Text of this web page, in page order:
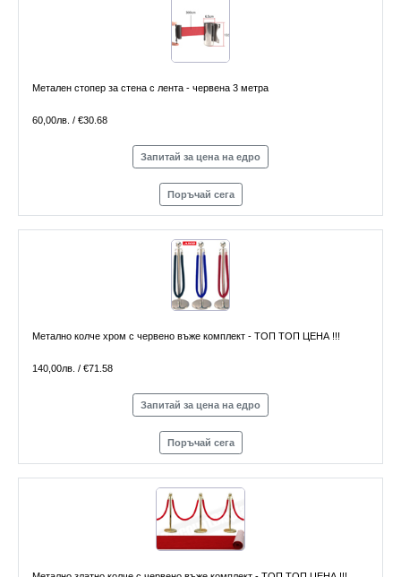
Метален стопер за стена с лента - червена 3 метра
60,00лв. / €30.68
Запитай за цена на едро
Поръчай сега
Метално колче хром с червено въже комплект - ТОП ТОП ЦЕНА !!!
140,00лв. / €71.58
Запитай за цена на едро
Поръчай сега